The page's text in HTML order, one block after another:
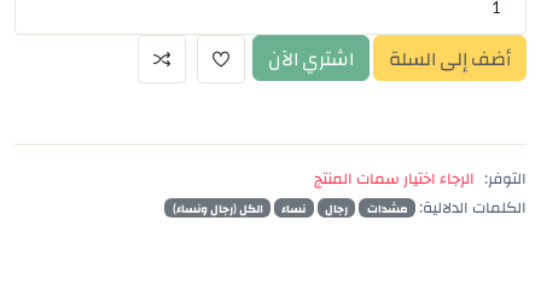
أضف إلى السلة اشتري الآن
التوفر:
الرجاء اختيار سمات المنتج
الكلمات الدلالية:
مشدات رجال نساء الكل (رجال ونساء)